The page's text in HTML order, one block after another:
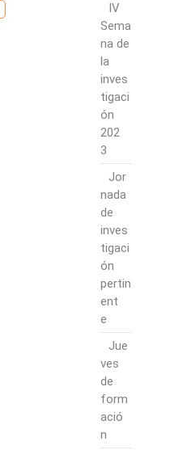
IV
Sema
na de
la
inves
tigaci
ón
202
3
Jor
nada
de
inves
tigaci
ón
pertin
ent
e
Jue
ves
de
form
ació
n